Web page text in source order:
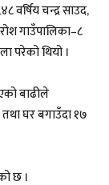
वर्षिय चन्द्र साउद,
गाउँपालिका–८
परेको थियो ।
बाढीले
घर बगाउँदा १७
छ ।